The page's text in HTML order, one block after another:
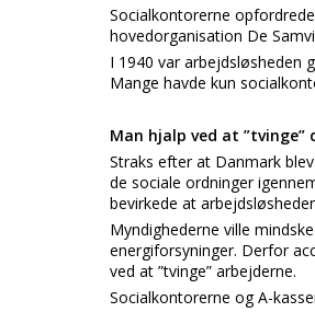
Socialkontorerne
hovedorganisation De
I 1940 var arbejdsløsheden
Mange havde kun
Man hjalp ved at ”tvinge”
Straks efter at Danmark
de sociale ordninger
bevirkede at
Myndighederne ville
energiforsyninger. Derfor
ved at ”tvinge” arbejderne.
Socialkontorerne og A-